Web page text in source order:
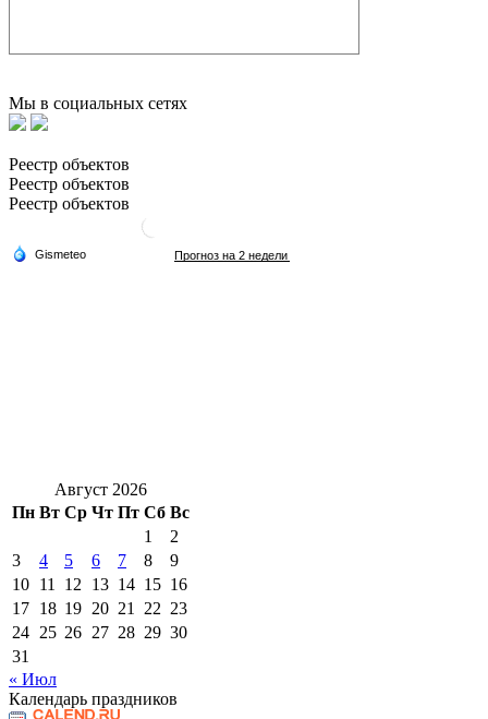
Мы в социальных сетях
Реестр объектов
Реестр объектов
Реестр объектов
Август 2026
Пн Вт Ср Чт Пт Сб Вс
1
2
3
4 5 6 7 8
9
10 11 12 13 14 15 16
17 18 19 20 21 22 23
24 25 26 27 28 29 30
31
« Июл
Календарь праздников